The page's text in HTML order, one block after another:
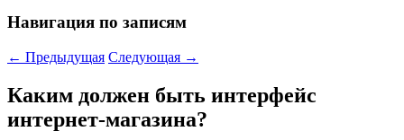
Навигация по записям
← Предыдущая Следующая →
Каким должен быть интерфейс
интернет-магазина?